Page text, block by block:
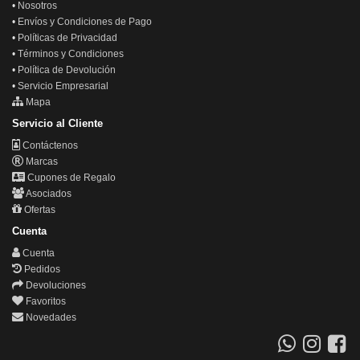
• Nosotros
• Envíos y Condiciones de Pago
• Políticas de Privacidad
• Términos y Condiciones
• Política de Devolución
• Servicio Empresarial
Mapa
Servicio al Cliente
Contáctenos
Marcas
Cupones de Regalo
Asociados
Ofertas
Cuenta
Cuenta
Pedidos
Devoluciones
Favoritos
Novedades